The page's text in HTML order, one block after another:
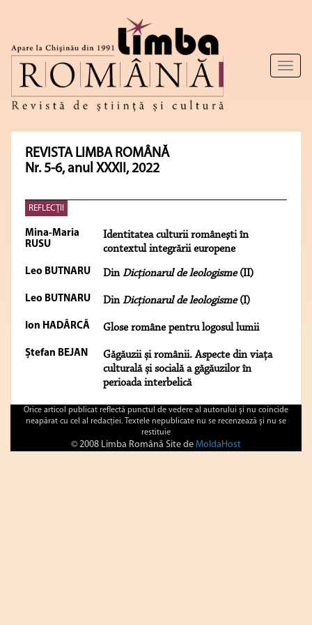
Toggle
REVISTA LIMBA ROMÂNĂ
Nr. 5-6, anul XXXII, 2022
REFLECŢII
Mina-Maria
RUSU
Identitatea culturii româneşti în
contextul integrării europene
Leo BUTNARU DinDicţionarul de leologisme(II)
Leo BUTNARU DinDicţionarul de leologisme(I)
Ion HADÂRCĂ Glose române pentru logosul lumii
Ștefan BEJAN
Găgăuzii și românii. Aspecte din viața
culturală și socială a găgăuzilor în
perioada interbelică
Orice articol publicat reflectă punctul de vedere al autorului şi nu coincide
neapărat cu cel al redacţiei. Textele nepublicate nu se recenzează şi nu se
restituie
© 2008 Limba Română Site de MoldaHost